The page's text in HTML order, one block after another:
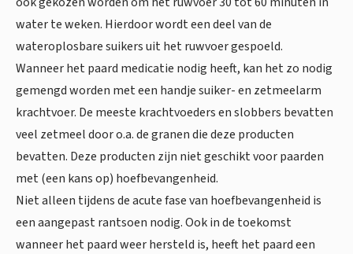
water te weken. Hierdoor wordt een deel van de
wateroplosbare suikers uit het ruwvoer gespoeld.
Wanneer het paard medicatie nodig heeft, kan het zo nodig
gemengd worden met een handje suiker- en zetmeelarm
krachtvoer. De meeste krachtvoeders en slobbers bevatten
veel zetmeel door o.a. de granen die deze producten
bevatten. Deze producten zijn niet geschikt voor paarden
met (een kans op) hoefbevangenheid.
Niet alleen tijdens de acute fase van hoefbevangenheid is
een aangepast rantsoen nodig. Ook in de toekomst
wanneer het paard weer hersteld is, heeft het paard een